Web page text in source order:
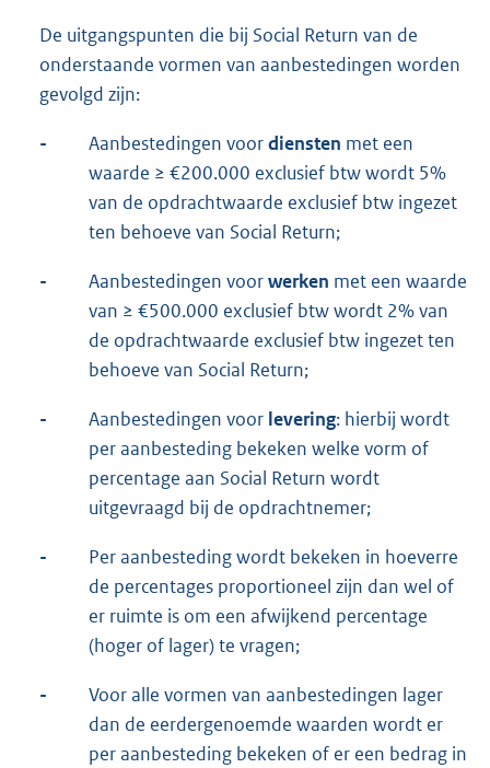
De uitgangspunten die bij Social Return van de
onderstaande vormen van aanbestedingen worden
gevolgd zijn:
- Aanbestedingen voordiensten met een
waarde ≥ €200.000 exclusief btw wordt 5%
van de opdrachtwaarde exclusief btw ingezet
ten behoeve van Social Return;
- Aanbestedingen voorwerken met een waarde
van ≥ €500.000 exclusief btw wordt 2% van
de opdrachtwaarde exclusief btw ingezet ten
behoeve van Social Return;
- Aanbestedingen voor levering: hierbij wordt
per aanbesteding bekeken welke vorm of
percentage aan Social Return wordt
uitgevraagd bij de opdrachtnemer;
-
Per aanbesteding wordt bekeken in hoeverre
de percentages proportioneel zijn dan wel of
er ruimte is om een afwijkend percentage
(hoger of lager) te vragen;
-
Voor alle vormen van aanbestedingen lager
dan de eerdergenoemde waarden wordt er
per aanbesteding bekeken of er een bedrag in